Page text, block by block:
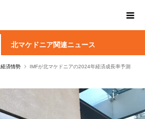
北マケドニア関連ニュース
経済情勢
IMFが北マケドニアの2024年経済成長率予測